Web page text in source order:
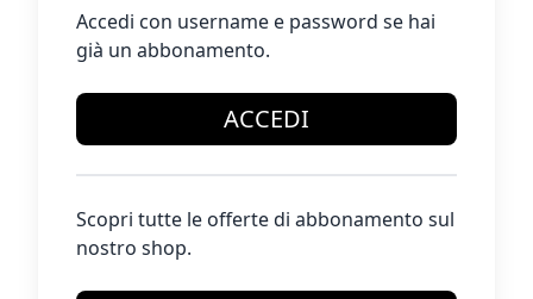
Accedi con username e password se hai
già un abbonamento.
ACCEDI
Scopri tutte le offerte di abbonamento sul
nostro shop.